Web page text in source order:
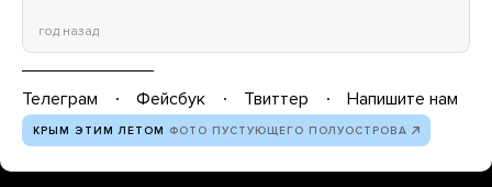
год назад
Телеграм Фейсбук Твиттер Напишите нам
КРЫМ ЭТИМ ЛЕТОМ ФОТО ПУСТУЮЩЕГО ПОЛУОСТРОВА